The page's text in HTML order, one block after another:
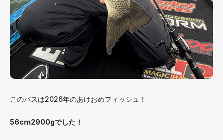
このバスは2026年のあけおめフィッシュ！
56cm2900gでした！